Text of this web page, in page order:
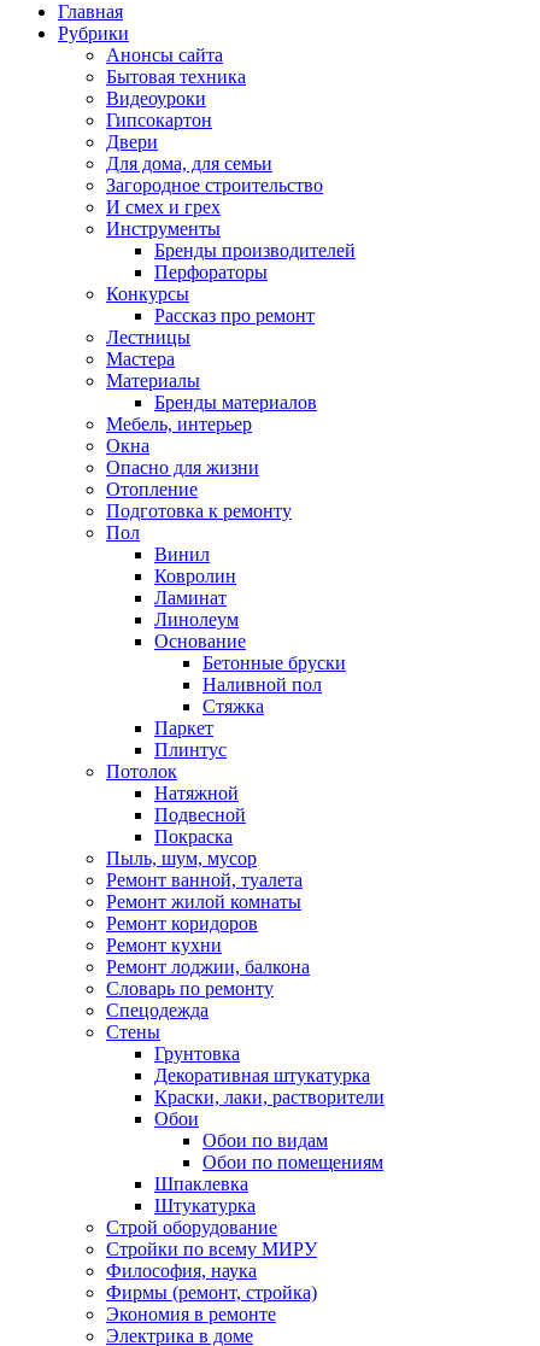
Главная
Рубрики
Анонсы сайта
Бытовая техника
Видеоуроки
Гипсокартон
Двери
Для дома, для семьи
Загородное строительство
И смех и грех
Инструменты
Бренды производителей
Перфораторы
Конкурсы
Рассказ про ремонт
Лестницы
Мастера
Материалы
Бренды материалов
Мебель, интерьер
Окна
Опасно для жизни
Отопление
Подготовка к ремонту
Пол
Винил
Ковролин
Ламинат
Линолеум
Основание
Бетонные бруски
Наливной пол
Стяжка
Паркет
Плинтус
Потолок
Натяжной
Подвесной
Покраска
Пыль, шум, мусор
Ремонт ванной, туалета
Ремонт жилой комнаты
Ремонт коридоров
Ремонт кухни
Ремонт лоджии, балкона
Словарь по ремонту
Спецодежда
Стены
Грунтовка
Декоративная штукатурка
Краски, лаки, растворители
Обои
Обои по видам
Обои по помещениям
Шпаклевка
Штукатурка
Строй оборудование
Стройки по всему МИРУ
Философия, наука
Фирмы (ремонт, стройка)
Экономия в ремонте
Электрика в доме